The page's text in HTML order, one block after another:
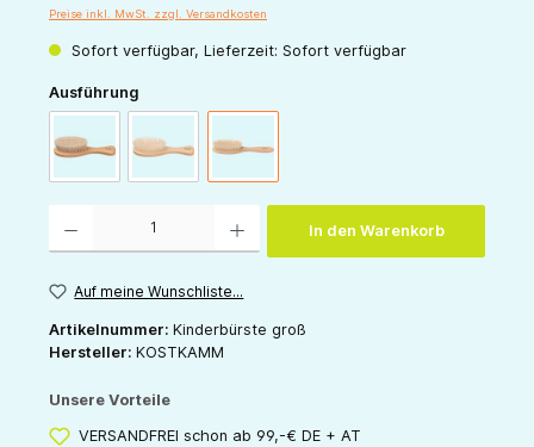
Preise inkl. MwSt. zzgl. Versandkosten
Sofort verfügbar, Lieferzeit: Sofort verfügbar
Ausführung
Babybürste 13cmKinderbürste mittelhart 13cm
Kinderbürste mittelhart 18,5cm
In den Warenkorb
Auf meine Wunschliste...
Artikelnummer: Kinderbürste groß
Hersteller: KOSTKAMM
Unsere Vorteile
VERSANDFREI schon ab 99,-€ DE + AT